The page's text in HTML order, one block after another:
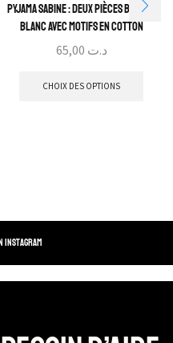
Pyjama Sabine : Deux pièces Bleu et
blanc avec motifs en cotton
د.ت
CHOIX DES OPTIONS
instagram